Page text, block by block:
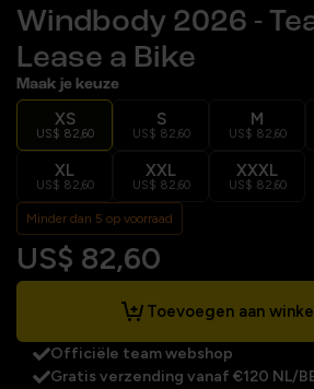
Windbody 2026 -
Lease a Bike
Maak je keuze
XS
US$ 82,60
S
US$ 82,60
M
US$ 82,60
XL
US$ 82,60
XXL
US$ 82,60
XXXL
US$ 82,60
Minder dan 5 op voorraad
US$ 82,60
Toevoegen aan
Officiële team webshop
Gratis verzending vanaf €120 NL/